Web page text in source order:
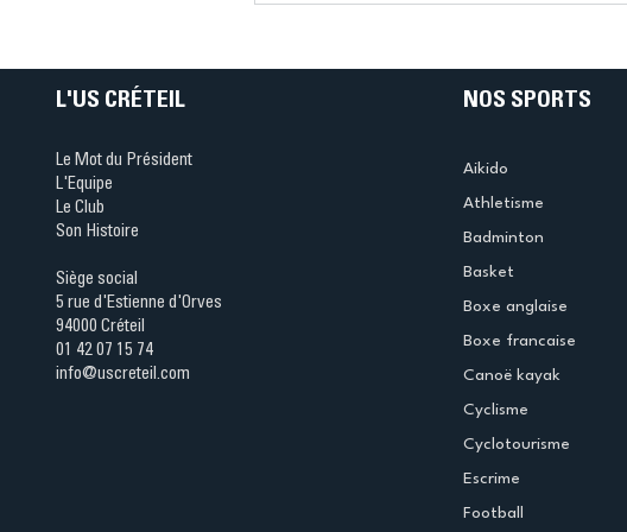
Ping ? Quand le tennis de
L'US CRÉTEIL
Le Mot du Président
L'Equipe
Le Club
Son Histoire
Siège social
5 rue d'Estienne d'Orves
94000 Créteil
01 42 07 15 74
info@uscreteil.com
NOS SPORTS
Aikido
Athletisme
Badminton
Basket
Boxe anglaise
Boxe francaise
Canoë kayak
Cyclisme
Cyclotourisme
Escrime
Football